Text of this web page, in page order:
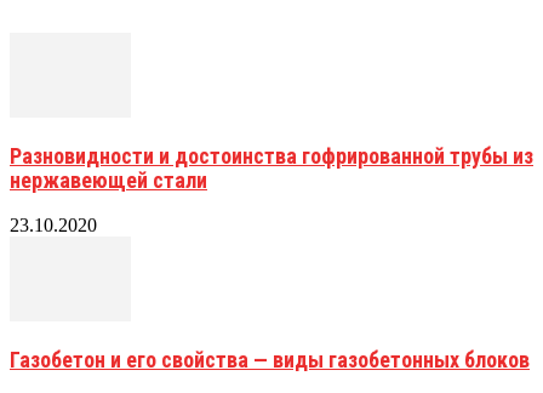
Разновидности и достоинства гофрированной трубы из
нержавеющей стали
23.10.2020
Газобетон и его свойства — виды газобетонных блоков